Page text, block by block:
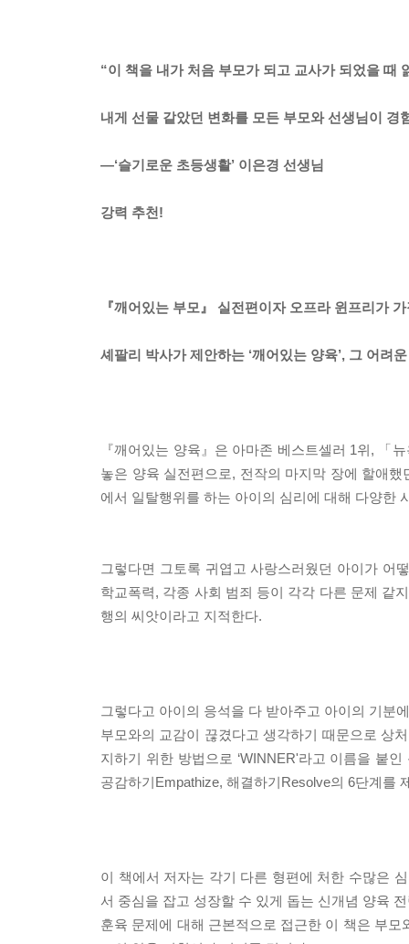
“이 책을 내가 처음 부모가 되고 교사가 되었을 때
내게 선물 같았던 변화를 모든 부모와 선생님이 경
―‘슬기로운 초등생활’ 이은경 선생님
강력 추천!
『깨어있는 부모』 실전편이자 오프라 윈프리가
셰팔리 박사가 제안하는 ‘깨어있는 양육’, 그 어려
『깨어있는 양육』은 아마존 베스트셀러 1위, 「
놓은 양육 실전편으로, 전작의 마지막 장에 할애
에서 일탈행위를 하는 아이의 심리에 대해 다양한
그렇다면 그토록 귀엽고 사랑스러웠던 아이가 어
학교폭력, 각종 사회 범죄 등이 각각 다른 문제 같
행의 씨앗이라고 지적한다.
그렇다고 아이의 응석을 다 받아주고 아이의 기분
부모와의 교감이 끊겼다고 생각하기 때문으로 상
지하기 위한 방법으로 ‘WINNER'라고 이름을 붙
공감하기Empathize, 해결하기Resolve의 6단계를
이 책에서 저자는 각기 다른 형편에 처한 수많은
서 중심을 잡고 성장할 수 있게 돕는 신개념 양육
훈육 문제에 대해 근본적으로 접근한 이 책은 부